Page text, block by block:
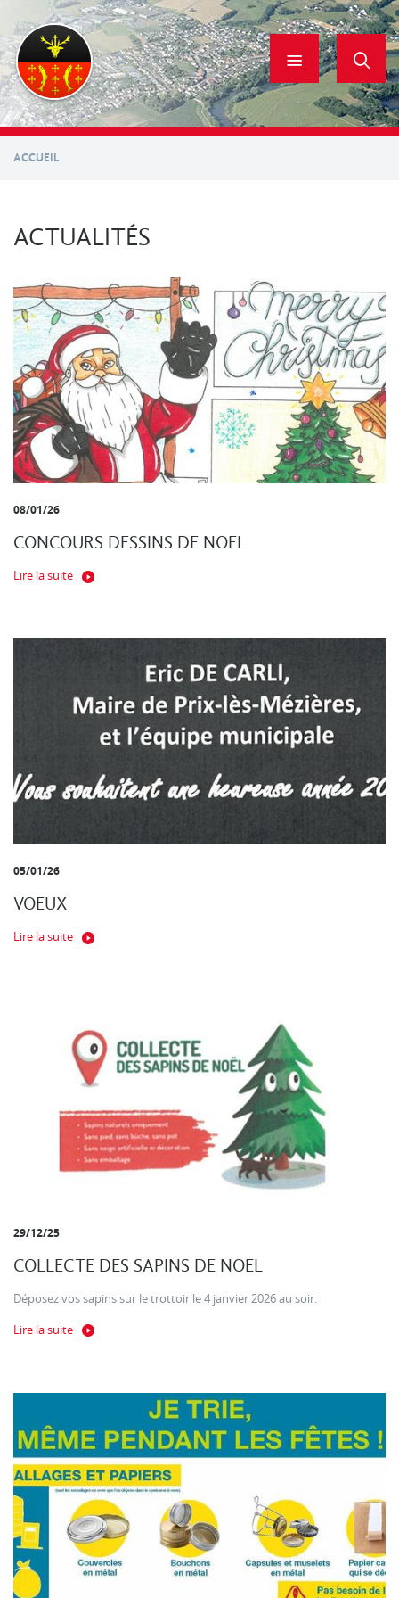
contenu
principal
ACCUEIL
ACTUALITÉS
08/01/26
CONCOURS DESSINS DE NOEL
Lire la suite
05/01/26
VOEUX
Lire la suite
29/12/25
COLLECTE DES SAPINS DE NOEL
Déposez vos sapins sur le trottoir le 4 janvier 2026 au soir.
Lire la suite